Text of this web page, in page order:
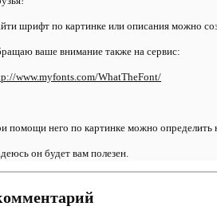
шрифт по картинке или описания можно
ваше внимание также на сервис:
www.myfonts.com/WhatTheFont/
помощи него по картинке можно определить
он будет вам полезен.